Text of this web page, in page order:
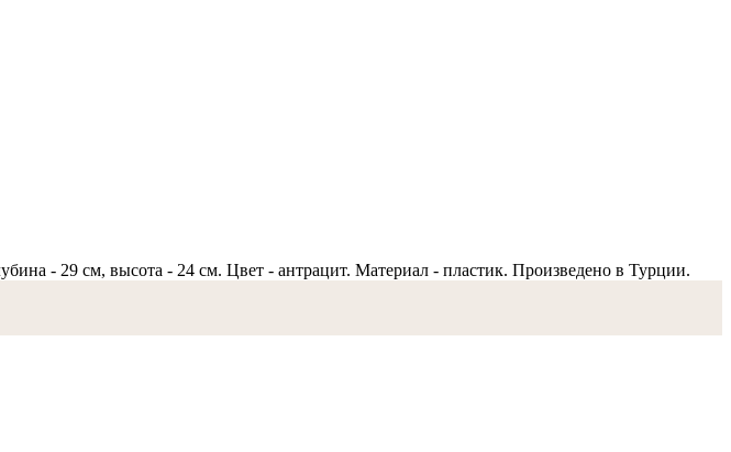
- 29 см, высота - 24 см. Цвет - антрацит. Материал - пластик. Произведено в Турции.